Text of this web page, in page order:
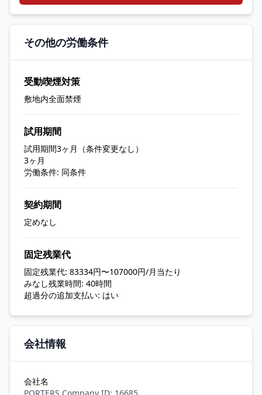
その他の労働条件
受動喫煙対策
敷地内全面禁煙
試用期間
試用期間3ヶ月（条件変更なし）
3ヶ月
労働条件: 同条件
契約期間
定めなし
固定残業代
固定残業代: 83334円〜107000円/月当たり
みなし残業時間: 40時間
超過分の追加支払い: はい
会社情報
会社名